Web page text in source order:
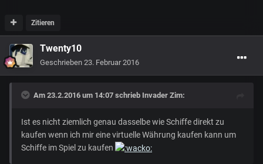
Zitieren
Twenty10
Geschrieben 23. Februar 2016
Am 23.2.2016 um 14:07 schrieb Invader Zim:
Ist es nicht ziemlich genau dasselbe wie Schiffe direkt zu
kaufen wenn ich mir eine virtuelle Währung kaufen kann um
Schiffe im Spiel zu kaufen